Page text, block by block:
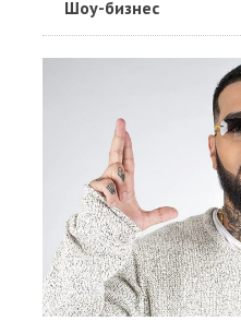
Шоу-бизнес